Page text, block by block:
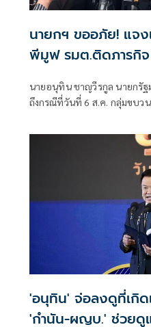
นายกฯ ขออภัย! แจ
พีมูฟ รมต.ติดภารกิจ
นายอนุทิน ชาญวีรกูล นายกรัฐ
ถึงกรณีที่วันที่ 6 ส.ค. กลุ่มขบว
การกำชับเพื่อไม่ให้เกิดการบา
'อนุทิน' จ่อลงดูที่เกิด
'กำนัน-ผญบ.' ช่วยดู